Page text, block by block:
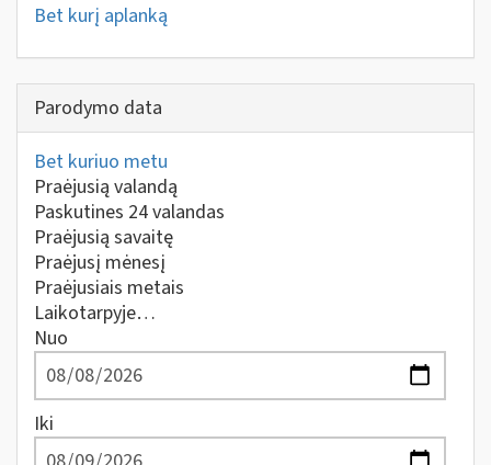
Bet kurį aplanką
Parodymo data
Bet kuriuo metu
Praėjusią valandą
Paskutines 24 valandas
Praėjusią savaitę
Praėjusį mėnesį
Praėjusiais metais
Laikotarpyje…
Nuo
Iki